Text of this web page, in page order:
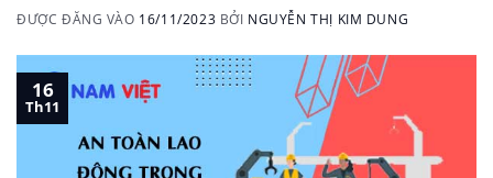
ĐƯỢC ĐĂNG VÀO 16/11/2023 BỞI NGUYỄN THỊ KIM DUNG
16
Th11